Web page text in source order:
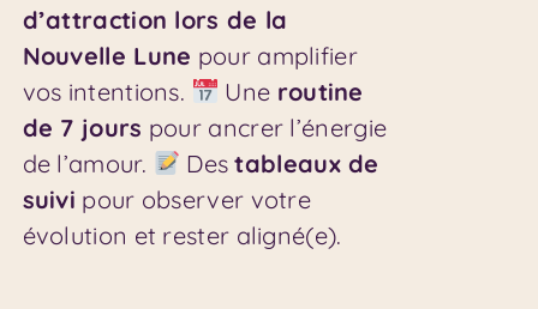
d’attraction lors de la
Nouvelle Lune pour amplifier
vos intentions.
Une routine
de 7 jours pour ancrer l’énergie
de l’amour.
Destableaux de
suivi pour observer votre
évolution et rester aligné(e).